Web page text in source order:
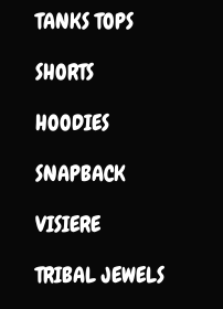
TANKS TOPS
SHORTS
HOODIES
SNAPBACK
VISIERE
TRIBAL JEWELS